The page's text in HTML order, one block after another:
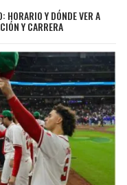
HORARIO Y DÓNDE VER A
Y CARRERA